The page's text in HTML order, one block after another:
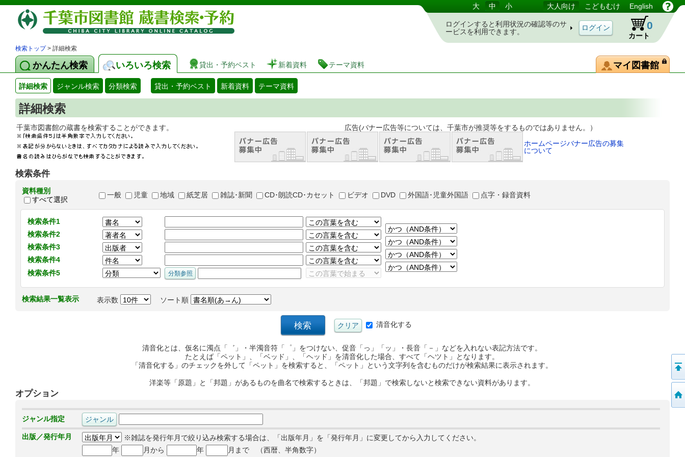
図書館 蔵書検索・予約システム 大 中 小 大人向け こどもむけ English
ログインすると利用状況の確認等のサ
ービスを利用できます。
カート
0
検索トップ> 詳細検索
かんたん検索 いろいろ検索 貸出・予約ベスト 新着資料 テーマ資料 マイ図書館
詳細検索 ジャンル検索 分類検索 貸出・予約ベスト 新着資料 テーマ資料
詳細検索
千葉市図書館の蔵書を検索することができます。 広告(バナー広告等については、千葉市が推奨等をするものではありません。）
ホームページバナー広告の募集
について
検索条件
資料種別
すべて選択
一般 児童 地域 紙芝居 雑誌･新聞 CD･朗読CD･カセット ビデオ DVD 外国語･児童外国語 点字・録音資料
検索条件1
検索条件2
検索条件3
検索条件4
検索条件5
検索結果一覧表示 表示数 ソート順
清音化する
清音化とは、仮名に濁点「゛」・半濁音符「゜」をつけない、促音「っ」「ッ」・長音「－」などを入れない表記方法です。
たとえば「ペット」、「ベッド」、「ヘッド」を清音化した場合、すべて「ヘツト」となります。
「清音化する」のチェックを外して「ペット」を検索すると、「ペット」という文字列を含むものだけが検索結果に表示されます。
洋楽等「原題」と「邦題」があるものを曲名で検索するときは、「邦題」で検索しないと検索できない資料があります。
オプション
ジャンル指定
出版／発行年月
※雑誌を発行年月で絞り込み検索する場合は、「出版年月」を「発行年月」に変更してから入力してください。
年
月から 年 月まで （西暦、半角数字）